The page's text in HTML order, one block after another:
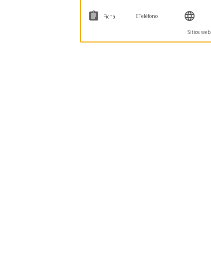
 Ficha Teléfono 
Sitios web